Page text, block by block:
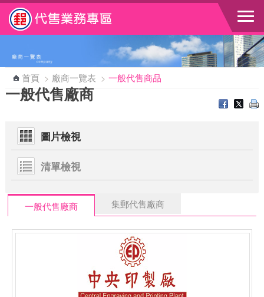
跳到主要內容區塊
首頁 > 廠商一覽表 > 一般代售商品
一般代售廠商
圖片檢視
清單檢視
一般代售廠商 集郵代售廠商